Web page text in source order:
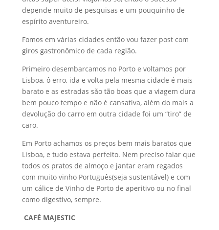
depende muito de pesquisas e um pouquinho de
espírito aventureiro.
Fomos em várias cidades então vou fazer post com
giros gastronômico de cada região.
Primeiro desembarcamos no Porto e voltamos por
Lisboa, ô erro, ida e volta pela mesma cidade é mais
barato e as estradas são tão boas que a viagem dura
bem pouco tempo e não é cansativa, além do mais a
devolução do carro em outra cidade foi um “tiro” de
caro.
Em Porto achamos os preços bem mais baratos que
Lisboa, e tudo estava perfeito. Nem preciso falar que
todos os pratos de almoço e jantar eram regados
com muito vinho Português(seja sustentável) e com
um cálice de Vinho de Porto de aperitivo ou no final
como digestivo, sempre.
CAFÉ MAJESTIC